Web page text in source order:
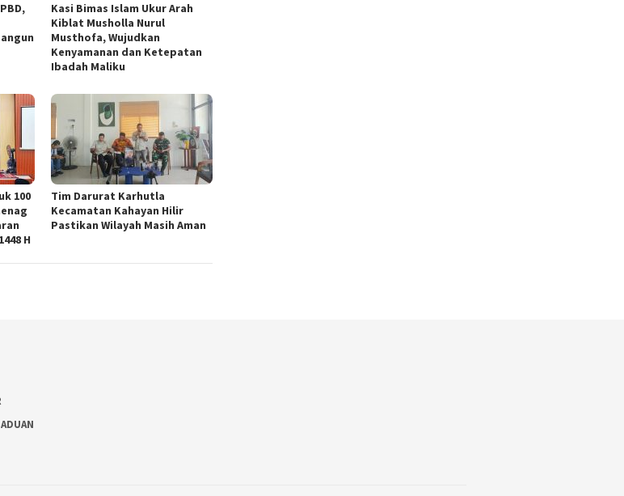
Kasi Bimas Islam Ukur Arah
Kiblat Musholla Nurul
Musthofa, Wujudkan
Kenyamanan dan Ketepatan
Ibadah Maliku
100
H
Tim Darurat Karhutla
Kecamatan Kahayan Hilir
Pastikan Wilayah Masih Aman